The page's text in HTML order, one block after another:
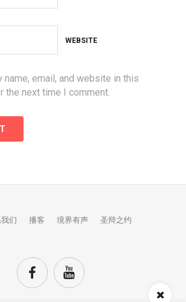
WEBSITE
name, email, and website in this
the next time I comment.
们 播客 境界有声 圣辩之约